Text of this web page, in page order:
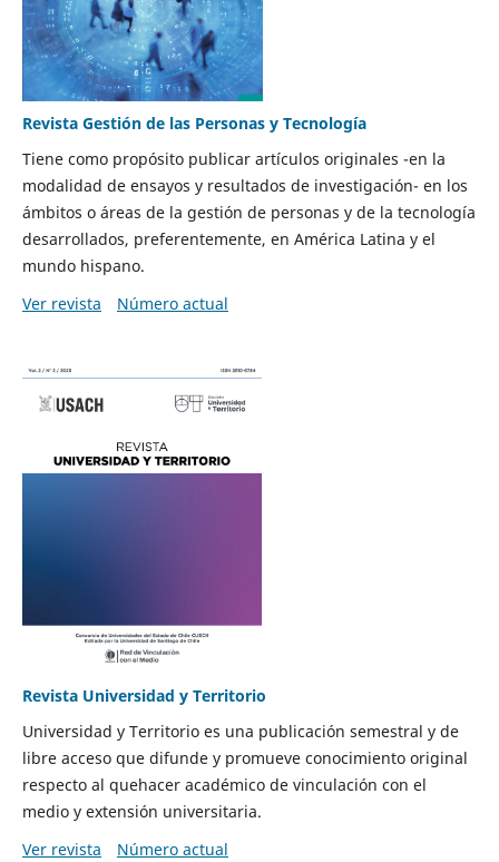
Revista Gestión de las Personas y Tecnología
Tiene como propósito publicar artículos originales -en la
modalidad de ensayos y resultados de investigación- en los
ámbitos o áreas de la gestión de personas y de la tecnología
desarrollados, preferentemente, en América Latina y el
mundo hispano.
Ver revista
Número actual
Revista Universidad y Territorio
Universidad y Territorio es una publicación semestral y de
libre acceso que difunde y promueve conocimiento original
respecto al quehacer académico de vinculación con el
medio y extensión universitaria.
Ver revista
Número actual